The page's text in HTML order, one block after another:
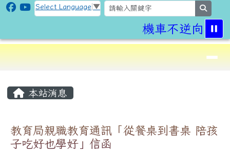
跳至主內容區
CLPS Site
Select Language ▼
機車不逆向,行
⏸
導覽列
本站消息
教育局親職教育通訊「從餐桌到書桌 陪孩
子吃好也學好」信函